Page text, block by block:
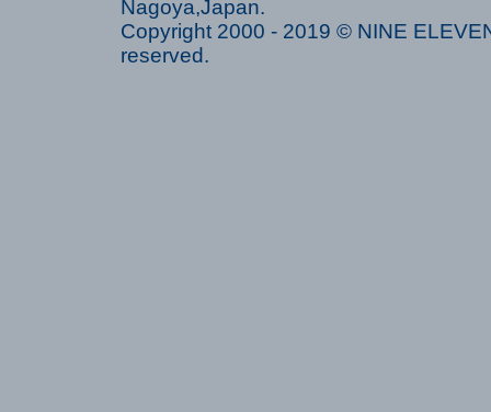
Nagoya,Japan.
Copyright 2000 - 2019 © NINE
reserved.